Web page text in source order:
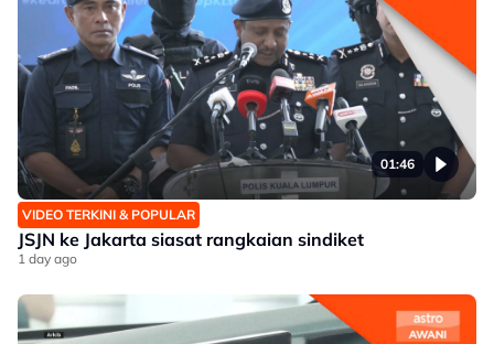
01:46
VIDEO TERKINI & POPULAR
JSJN ke Jakarta siasat rangkaian sindiket
1 day ago